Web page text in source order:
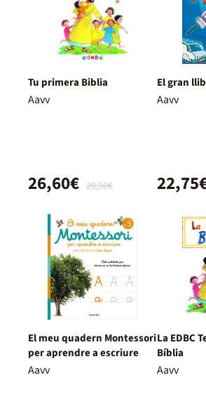
Tu primera Biblia
Aavv
28,00€
26,60€
El gran
Aavv
El meu quadern Montessori
per aprendre a escriure
Aavv
La EDBC
Bíblia
Aavv